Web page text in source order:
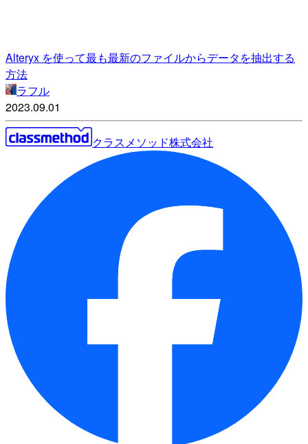
Alteryx を使って最も最新のファイルからデータを抽出する
方法
ラフル
2023.09.01
クラスメソッド株式会社